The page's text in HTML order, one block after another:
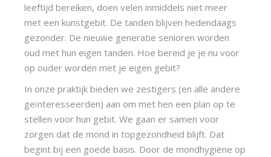
leeftijd bereiken, doen velen inmiddels niet meer
met een kunstgebit. De tanden blijven hedendaags
gezonder. De nieuwe generatie senioren worden
oud met hun eigen tanden. Hoe bereid je je nu voor
op ouder worden met je eigen gebit?
In onze praktijk bieden we zestigers (en alle andere
geïnteresseerden) aan om met hen een plan op te
stellen voor hun gebit. We gaan er samen voor
zorgen dat de mond in topgezondheid blijft. Dat
begint bij een goede basis. Door de mondhygiëne op